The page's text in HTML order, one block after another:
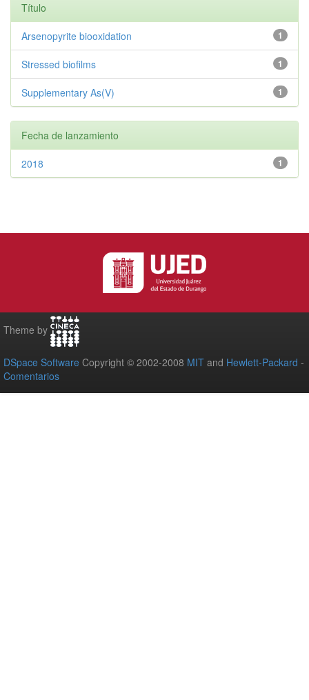
Título
1
Arsenopyrite biooxidation
1
Stressed biofilms
1
Supplementary As(V)
Fecha de lanzamiento
1
2018
Theme by
DSpace Software Copyright © 2002-2008 MIT and Hewlett-Packard -
Comentarios